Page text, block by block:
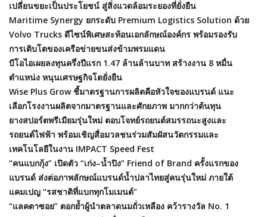
เปลี่ยนขยะเป็นประโยชน์ สู่สิ่งแวดล้อมระยองที่ยั่งยืน
Maritime Synergy ยกระดับ Premium Logistics Solution ด้วย
Volvo Trucks ดีไซน์พิเศษสะท้อนเอกลักษณ์องค์กร พร้อมรองรับ
การเติบโตของเครือข่ายขนส่งข้ามพรมแดน
บีโอไอเผยลงทุนครึ่งปีแรก 1.47 ล้านล้านบาท สร้างงาน 8 หมื่น
ตำแหน่ง หนุนเศรษฐกิจโตยั่งยืน
Wise Plus Grow ชี้มาตรฐานการผลิตคือหัวใจของแบรนด์ แนะ
เลือกโรงงานผลิตจากมาตรฐานและศักยภาพ มากกว่าต้นทุน
ยางสปอร์ตพรีเมียมรุ่นใหม่ ตอบโจทย์รถยนต์สมรรถนะสูงและ
รถยนต์ไฟฟ้า พร้อมเชิญสื่อมวลชนร่วมสัมผัสนวัตกรรมและ
เทคโนโลยีในงาน IMPACT Speed Fest
“คนแบกกุ้ง” เปิดตัว “เก่ง–น้ำปิง” Friend of Brand ครั้งแรกของ
แบรนด์ ส่งต่อภาพลักษณ์แบรนด์น้ำปลาไทยสู่คนรุ่นใหม่ ภายใต้
แคมเปญ “รสชาติที่แบกทุกโมเมนต์”
“แลคตาซอย” ตอกย้ำผู้นำตลาดนมถั่วเหลือง คว้ารางวัล No. 1